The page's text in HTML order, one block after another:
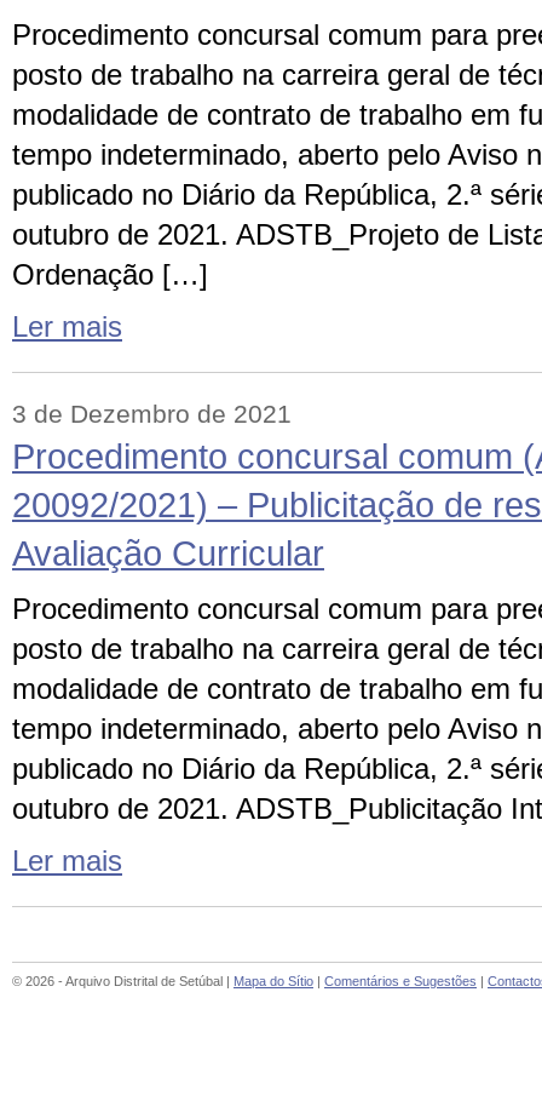
Procedimento concursal comum para
posto de trabalho na carreira geral de
modalidade de contrato de trabalho em
tempo indeterminado, aberto pelo Aviso
publicado no Diário da República, 2.ª
outubro de 2021. ADSTB_Projeto de
Ordenação […]
Ler mais
3 de Dezembro de 2021
Procedimento concursal comum
20092/2021) – Publicitação de
Avaliação Curricular
Procedimento concursal comum para
posto de trabalho na carreira geral de
modalidade de contrato de trabalho em
tempo indeterminado, aberto pelo Aviso
publicado no Diário da República, 2.ª
outubro de 2021. ADSTB_Publicitação
Ler mais
© 2026 - Arquivo Distrital de Setúbal | Mapa do Sítio | Comentários e Sugestões |